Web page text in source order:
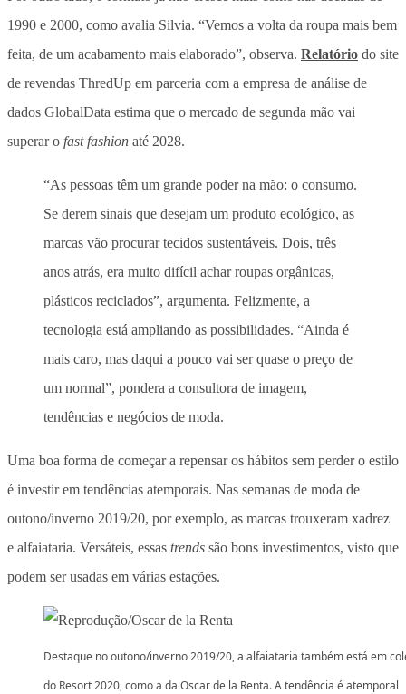
1990 e 2000, como avalia Silvia. “Vemos a volta da roupa mais bem
feita, de um acabamento mais elaborado”, observa. Relatório do site
de revendas ThredUp em parceria com a empresa de análise de
dados GlobalData estima que o mercado de segunda mão vai
superar o fast fashion até 2028.
“As pessoas têm um grande poder na mão: o consumo.
Se derem sinais que desejam um produto ecológico, as
marcas vão procurar tecidos sustentáveis. Dois, três
anos atrás, era muito difícil achar roupas orgânicas,
plásticos reciclados”, argumenta. Felizmente, a
tecnologia está ampliando as possibilidades. “Ainda é
mais caro, mas daqui a pouco vai ser quase o preço de
um normal”, pondera a consultora de imagem,
tendências e negócios de moda.
Uma boa forma de começar a repensar os hábitos sem perder o estilo
é investir em tendências atemporais. Nas semanas de moda de
outono/inverno 2019/20, por exemplo, as marcas trouxeram xadrez
e alfaiataria. Versáteis, essas trends são bons investimentos, visto que
podem ser usadas em várias estações.
Destaque no outono/inverno 2019/20, a alfaiataria também está em
do Resort 2020, como a da Oscar de la Renta. A tendência é atemporal